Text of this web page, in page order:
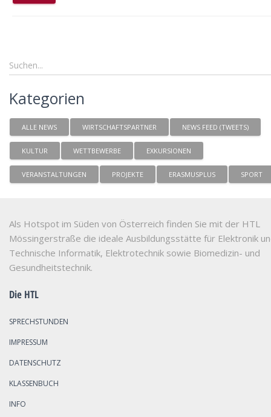
Kategorien
ALLE NEWS WIRTSCHAFTSPARTNER NEWS FEED (TWEETS)
KULTUR WETTBEWERBE EXKURSIONEN
VERANSTALTUNGEN PROJEKTE ERASMUSPLUS SPORT
Als Hotspot im Süden von Österreich finden Sie mit der HTL
Mössingerstraße die ideale Ausbildungsstätte für Elektronik
Technische Informatik, Elektrotechnik sowie Biomedizin- und
Gesundheitstechnik.
Die HTL
SPRECHSTUNDEN
IMPRESSUM
DATENSCHUTZ
KLASSENBUCH
INFO